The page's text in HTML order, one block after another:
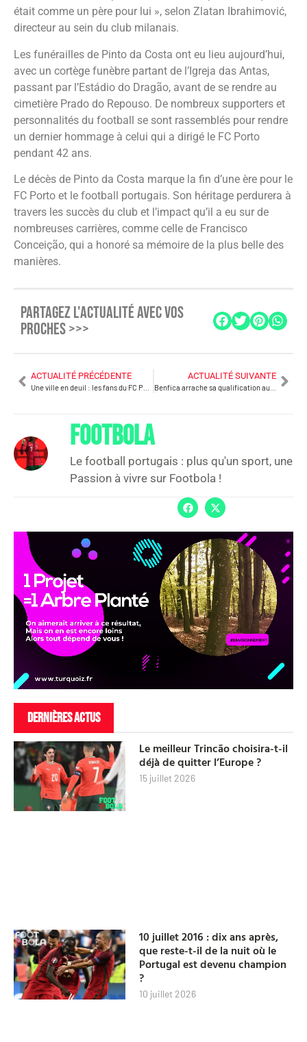
était comme un père pour lui », selon Zlatan Ibrahimović,
directeur au sein du club milanais.
Les funérailles de Pinto da Costa ont eu lieu aujourd’hui,
avec un cortège funèbre partant de l’Igreja das Antas,
passant par l’Estádio do Dragão, avant de se rendre au
cimetière Prado do Repouso. De nombreux supporters et
personnalités du football se sont rassemblés pour rendre
un dernier hommage à celui qui a dirigé le FC Porto
pendant 42 ans.
Le décès de Pinto da Costa marque la fin d’une ère pour le
FC Porto et le football portugais. Son héritage perdurera à
travers les succès du club et l’impact qu’il a eu sur de
nombreuses carrières, comme celle de Francisco
Conceição, qui a honoré sa mémoire de la plus belle des
manières.
PARTAGEZ L'ACTUALITÉ AVEC VOS
PROCHES >>>
ACTUALITÉ PRÉCÉDENTE ACTUALITÉ SUIVANTE
FOOTBOLA
Le football portugais : plus qu'un sport, une
Passion à vivre sur Footbola !
DERNIÈRES ACTUS
Le meilleur Trincão choisira-t-il
déjà de quitter l’Europe ?
15 juillet 2026
10 juillet 2016 : dix ans après,
que reste-t-il de la nuit où le
Portugal est devenu champion
?
10 juillet 2026